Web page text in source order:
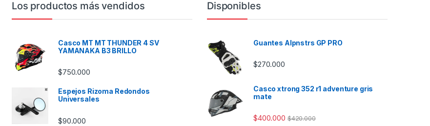
Los productos más vendidos
Casco MT MT THUNDER 4 SV
YAMANAKA B3 BRILLO
$750.000
Espejos Rizoma Redondos
Universales
$90.000
Disponibles
Guantes Alpnstrs GP PRO
$270.000
Casco xtrong 352 r1 adventure gris
mate
$400.000 $420.000